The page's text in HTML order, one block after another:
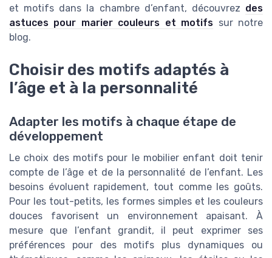
et motifs dans la chambre d’enfant, découvrez des
astuces pour marier couleurs et motifs sur notre
blog.
Choisir des motifs adaptés à
l’âge et à la personnalité
Adapter les motifs à chaque étape de
développement
Le choix des motifs pour le mobilier enfant doit tenir
compte de l’âge et de la personnalité de l’enfant. Les
besoins évoluent rapidement, tout comme les goûts.
Pour les tout-petits, les formes simples et les couleurs
douces favorisent un environnement apaisant. À
mesure que l’enfant grandit, il peut exprimer ses
préférences pour des motifs plus dynamiques ou